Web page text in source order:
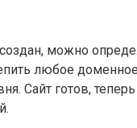
создан, можно
любое
Сайт готов,